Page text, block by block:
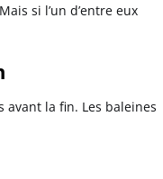
si l’un d’entre eux
la fin. Les baleines